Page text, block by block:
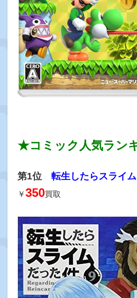
★コミック人気ラン
第1位 転生したらスライ
￥350買取